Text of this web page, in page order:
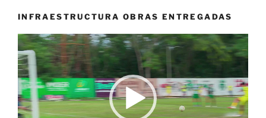
INFRAESTRUCTURA OBRAS ENTREGADAS
Reproductor
de
vídeo